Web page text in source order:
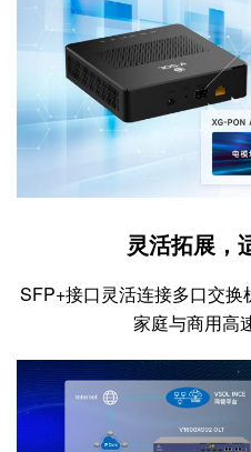
灵活拓展，
SFP+接口灵活连接多口交
家庭与商用高